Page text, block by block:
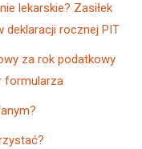
lekarskie? Zasiłek
deklaracji rocznej PIT
za rok podatkowy
formularza